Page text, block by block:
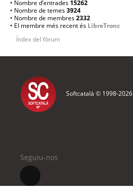
• Nombre d’entrades 15262
• Nombre de temes3924
• Nombre de membres2332
• El membre més recent és LibreTronc
Índex del fòrum
Softcatalà © 1998-2026
Seguiu-nos